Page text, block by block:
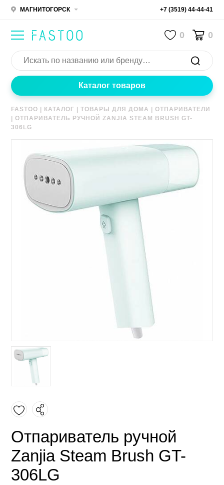
МАГНИТОГОРСК +7 (3519) 44-44-41
0 0
Каталог товаров
FASTOO КАТАЛОГ |ТОВАРЫ ДЛЯ ДОМА |ОТПАРИВАТЕЛИ
|ОТПАРИВАТЕЛЬ РУЧНОЙ ZANJIA STEAM BRUSH GT-
306LG
Отпариватель ручной
Zanjia Steam Brush GT-
306LG